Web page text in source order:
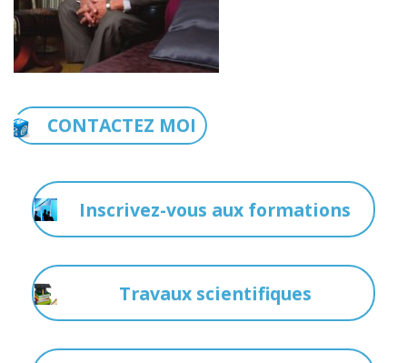
CONTACTEZ MOI
Inscrivez-vous aux formations
Travaux scientifiques